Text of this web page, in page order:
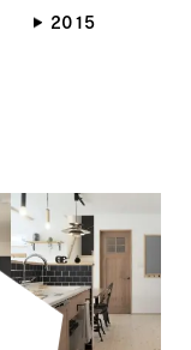
2015